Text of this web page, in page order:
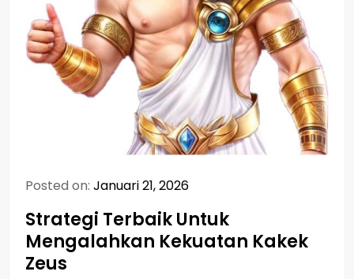
Posted on: Januari 21, 2026
Strategi Terbaik Untuk
Mengalahkan Kekuatan Kakek
Zeus